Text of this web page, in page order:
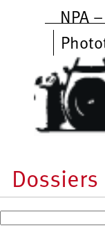
Aller auNPA
Dossiers